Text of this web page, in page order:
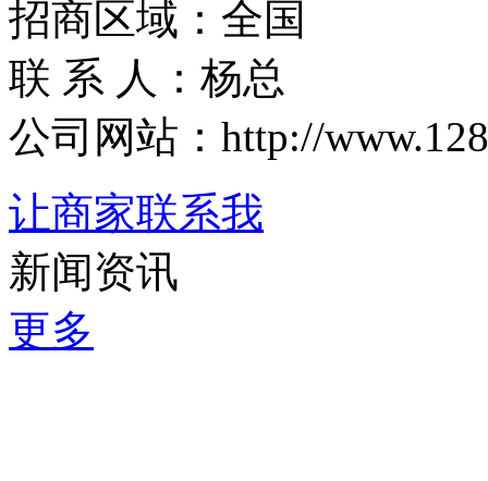
招商区域：全国
联 系 人：杨总
公司网站：http://
让商家联系我
新闻资讯
更多